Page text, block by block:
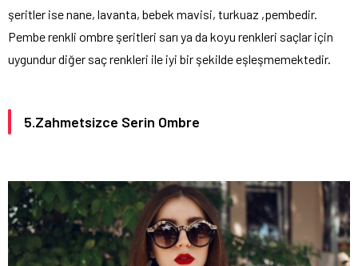
şeritler ise nane, lavanta, bebek mavisi, turkuaz ,pembedir.
Pembe renkli ombre şeritleri sarı ya da koyu renkleri saçlar için
uygundur diğer saç renkleri ile iyi bir şekilde eşleşmemektedir.
5.Zahmetsizce Serin Ombre